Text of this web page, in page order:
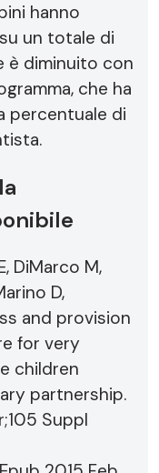
hanno
un totale di
è diminuito con
che ha
percentuale di
DiMarco M,
D,
and provision
for very
children
partnership.
Suppl